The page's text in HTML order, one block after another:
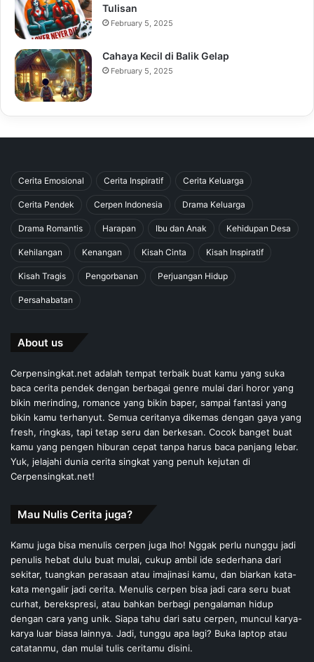
Tulisan
February 5, 2025
Cahaya Kecil di Balik Gelap
February 5, 2025
Cerita Emosional Cerita Inspiratif Cerita Keluarga
Cerita Pendek Cerpen Indonesia Drama Keluarga
Drama Romantis Harapan Ibu dan Anak Kehidupan Desa
Kehilangan Kenangan Kisah Cinta Kisah Inspiratif
Kisah Tragis Pengorbanan Perjuangan Hidup
Persahabatan
About us
Cerpensingkat.net adalah tempat terbaik buat kamu yang suka
baca cerita pendek dengan berbagai genre mulai dari horor yang
bikin merinding, romance yang bikin baper, sampai fantasi yang
bikin kamu terhanyut. Semua ceritanya dikemas dengan gaya yang
fresh, ringkas, tapi tetap seru dan berkesan. Cocok banget buat
kamu yang pengen hiburan cepat tanpa harus baca panjang lebar.
Yuk, jelajahi dunia cerita singkat yang penuh kejutan di
Cerpensingkat.net!
Mau Nulis Cerita juga?
Kamu juga bisa menulis cerpen juga lho! Nggak perlu nunggu jadi
penulis hebat dulu buat mulai, cukup ambil ide sederhana dari
sekitar, tuangkan perasaan atau imajinasi kamu, dan biarkan kata-
kata mengalir jadi cerita. Menulis cerpen bisa jadi cara seru buat
curhat, berekspresi, atau bahkan berbagi pengalaman hidup
dengan cara yang unik. Siapa tahu dari satu cerpen, muncul karya-
karya luar biasa lainnya. Jadi, tunggu apa lagi? Buka laptop atau
catatanmu, dan mulai tulis ceritamu disini.